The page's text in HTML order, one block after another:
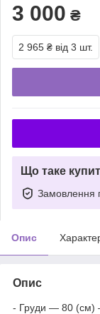
3 000 ₴
2 965 ₴ від 3 шт.
Що таке
Замовлення
Опис
Опис
- Груди — 80 (см)